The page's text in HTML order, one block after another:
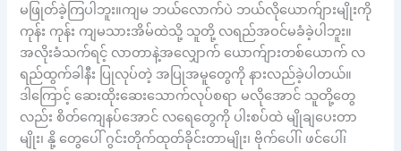
မဖြုတ်ခဲ့ကြပါဘူး။ကျမ ဘယ်လောက်ပဲ ဘယ်လိုယောက်ျားမျိုးကို
ကုန်း ကုန်း ကျမသားအိမ်ထဲသို့ သူတို့ လရည်အဝင်မခံခဲ့ပါဘူး။
အလိုးခံသက်ရင့် လာတာနဲ့အလျှောက် ယောက်ျားတစ်ယောက် လ
ရည်ထွက်ခါနီး ပြုလုပ်တဲ့ အပြုအမူတွေကို နားလည်ခဲ့ပါတယ်။
ဒါကြောင့် ဆေးထိုးဆေးသောက်လုပ်စရာ မလိုအောင် သူတို့တွေ
လည်း စိတ်ကျေနပ်အောင် လရေတွေကို ပါးစပ်ထဲ မျိုချပေးတာ
မျိုး၊ နို့ တွေပေါ် ဂွင်းတိုက်ထုတ်ခိုင်းတာမျိုး၊ ဗိုက်ပေါ်၊ ဖင်ပေါ်၊